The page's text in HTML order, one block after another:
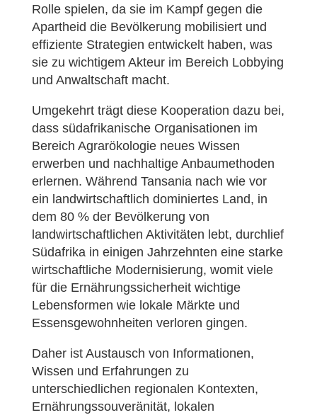
Rolle spielen, da sie im Kampf gegen die
Apartheid die Bevölkerung mobilisiert und
effiziente Strategien entwickelt haben, was
sie zu wichtigem Akteur im Bereich Lobbying
und Anwaltschaft macht.
Umgekehrt trägt diese Kooperation dazu bei,
dass südafrikanische Organisationen im
Bereich Agrarökologie neues Wissen
erwerben und nachhaltige Anbaumethoden
erlernen. Während Tansania nach wie vor
ein landwirtschaftlich dominiertes Land, in
dem 80 % der Bevölkerung von
landwirtschaftlichen Aktivitäten lebt, durchlief
Südafrika in einigen Jahrzehnten eine starke
wirtschaftliche Modernisierung, womit viele
für die Ernährungssicherheit wichtige
Lebensformen wie lokale Märkte und
Essensgewohnheiten verloren gingen.
Daher ist Austausch von Informationen,
Wissen und Erfahrungen zu
unterschiedlichen regionalen Kontexten,
Ernährungssouveränität, lokalen